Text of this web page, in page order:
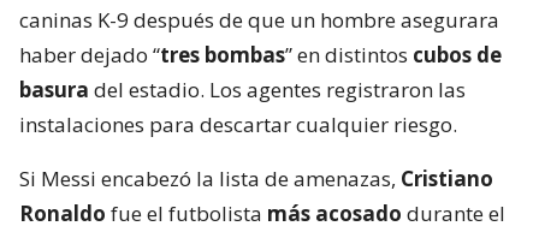
caninas K-9 después de que un hombre asegurara
haber dejado “tres bombas” en distintos cubos de
basura del estadio. Los agentes registraron las
instalaciones para descartar cualquier riesgo.
Si Messi encabezó la lista de amenazas, Cristiano
Ronaldo fue el futbolista más acosado durante el